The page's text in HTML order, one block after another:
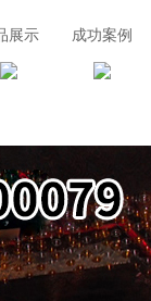
展示 成功案例